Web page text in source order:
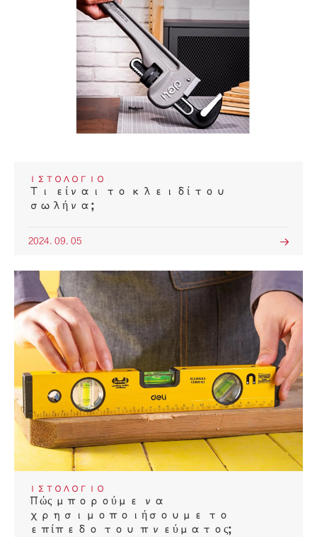
ΙΣΤΟΛΌΓΙΟ
Τι είναι το κλειδί του
σωλήνα;
2024. 09. 05 
ΙΣΤΟΛΌΓΙΟ
Πώς μπορούμε να
χρησιμοποιήσουμε το
επίπεδο του πνεύματος;